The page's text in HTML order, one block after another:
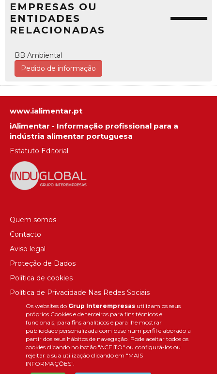
Os websites do Grup Interempresasutilizam os seus
próprios Cookies e de terceiros para fins técnicos e
funcionais, para fins analíticos e para lhe mostrar
publicidade personalizada com base num perfil elaborado a
partir dos seus hábitos de navegação. Pode aceitar todos os
cookies clicando no botão "ACEITO" ou configurá-los ou
rejeitar a sua utilização clicando em "MAIS
INFORMAÇÕES".
EMPRESAS OU
ENTIDADES
RELACIONADAS
BB Ambiental
Pedido de informação
www.ialimentar.pt
iAlimentar - Informação profissional para a
indústria alimentar portuguesa
Estatuto Editorial
Quem somos
Contacto
Aviso legal
Proteção de Dados
Política de cookies
Política de Privacidade Nas Redes Sociais
Canal de denúncias
Colaborações editoriais